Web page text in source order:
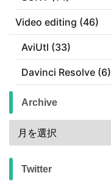
Video editing (46)
AviUtl (33)
Davinci Resolve (6)
Archive
Twitter